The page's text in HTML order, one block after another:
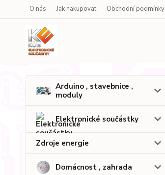
O nás Jak nakupovat Obchodní podmínky
Arduino , stavebnice ,
moduly
Elektronické součástky
Zdroje energie
Domácnost , zahrada